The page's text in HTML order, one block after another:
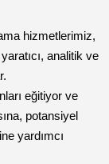
hizmetlerimiz,
analitik ve
eğitiyor ve
potansiyel
yardımcı